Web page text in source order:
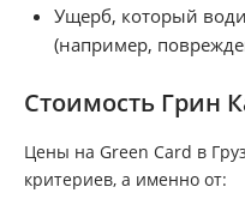
Ущерб, который
(например,
Стоимость Грин
Цены на Green Card в
критериев, а именно от: